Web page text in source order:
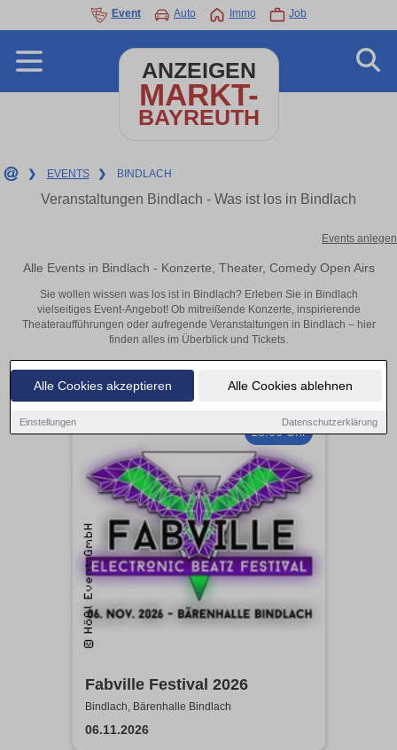
Alle Cookies akzeptieren Alle Cookies ablehnen
Einstellungen Datenschutzerklärung
Event Auto Immo Job
ANZEIGEN
MARKT-
BAYREUTH
❯ EVENTS ❯ BINDLACH
Veranstaltungen Bindlach - Was ist los in Bindlach
Events anlegen
Alle Events in Bindlach - Konzerte, Theater, Comedy Open Airs
Sie wollen wissen was los ist in Bindlach? Erleben Sie in Bindlach
vielseitiges Event-Angebot! Ob mitreißende Konzerte, inspirierende
Theateraufführungen oder aufregende Veranstaltungen in Bindlach – hier
finden alles im Überblick und Tickets.
18:00 Uhr
Fabville Festival 2026
Bindlach, Bärenhalle Bindlach
06.11.2026